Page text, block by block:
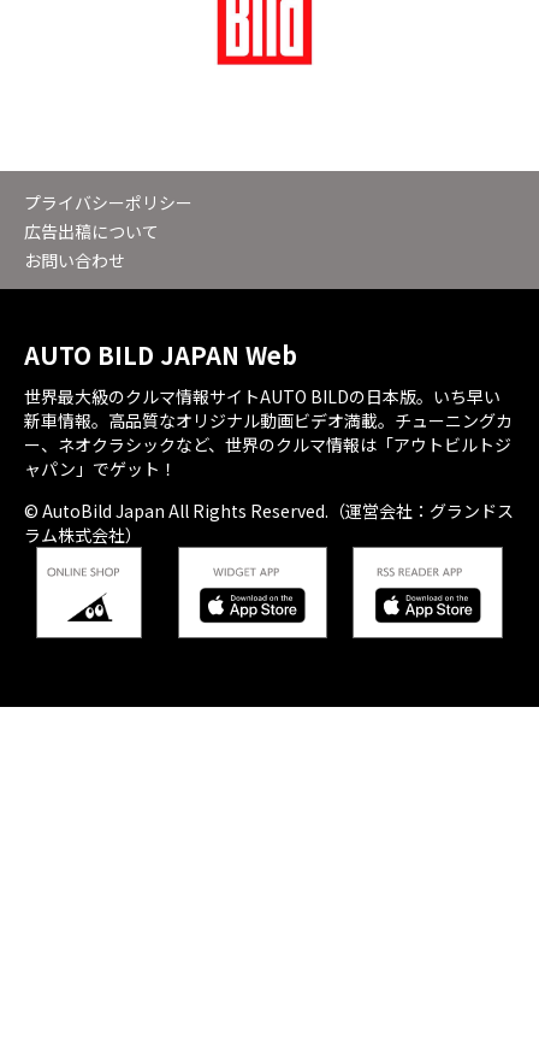
プライバシーポリシー
広告出稿について
お問い合わせ
AUTO BILD JAPAN Web
世界最大級のクルマ情報サイトAUTO BILDの日本版。いち早い
新車情報。高品質なオリジナル動画ビデオ満載。チューニングカ
ー、ネオクラシックなど、世界のクルマ情報は「アウトビルトジ
ャパン」でゲット！
© AutoBild Japan All Rights Reserved.（運営会社：グランドス
ラム株式会社）